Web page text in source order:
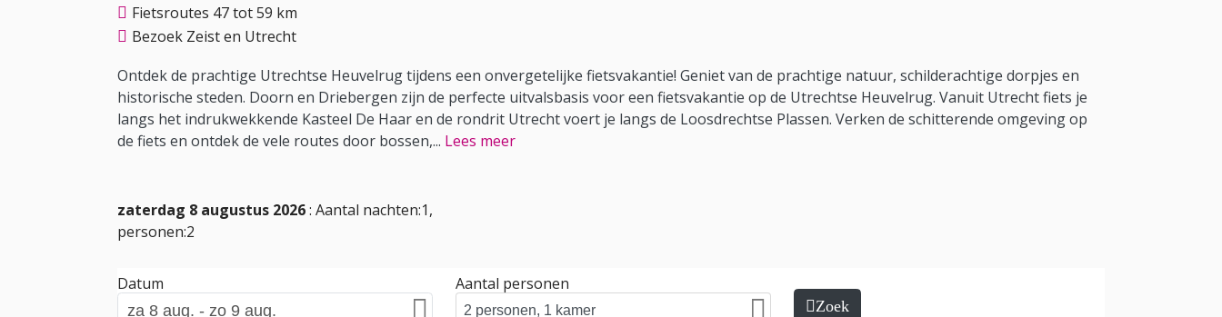
Fietsroutes 47 tot 59 km
Bezoek Zeist en Utrecht
Ontdek de prachtige Utrechtse Heuvelrug tijdens een onvergetelijke fietsvakantie! Geniet van de prachtige natuur, schilderachtige dorpjes en
historische steden. Doorn en Driebergen zijn de perfecte uitvalsbasis voor een fietsvakantie op de Utrechtse Heuvelrug. Vanuit Utrecht fiets je
langs het indrukwekkende Kasteel De Haar en de rondrit Utrecht voert je langs de Loosdrechtse Plassen. Verken de schitterende omgeving op
de fiets en ontdek de vele routes door bossen,... Lees meer
zaterdag 8 augustus 2026: Aantal nachten:1,
personen:2
Datum Aantal personen
Zoek